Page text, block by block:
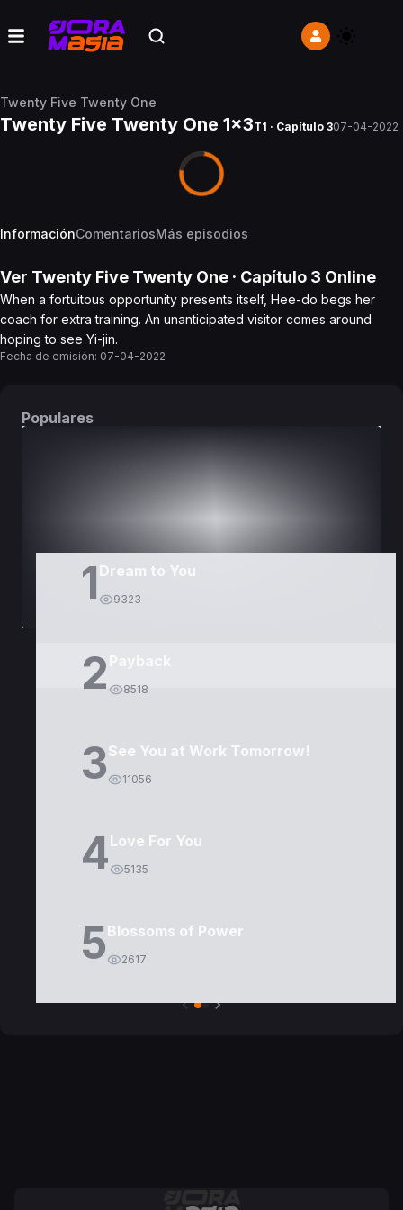
Twenty Five Twenty One
Twenty Five Twenty One 1x3T1 · Capítulo 307-04-2022
InformaciónComentariosMás episodios
Ver Twenty Five Twenty One · Capítulo 3 Online
When a fortuitous opportunity presents itself, Hee-do begs her
coach for extra training. An unanticipated visitor comes around
hoping to see Yi-jin.
Fecha de emisión: 07-04-2022
Populares
1 Dream to You
9323
2 8518
3See You at Work Tomorrow!
11056
4Love For You
5135
5Blossoms of Power
2617